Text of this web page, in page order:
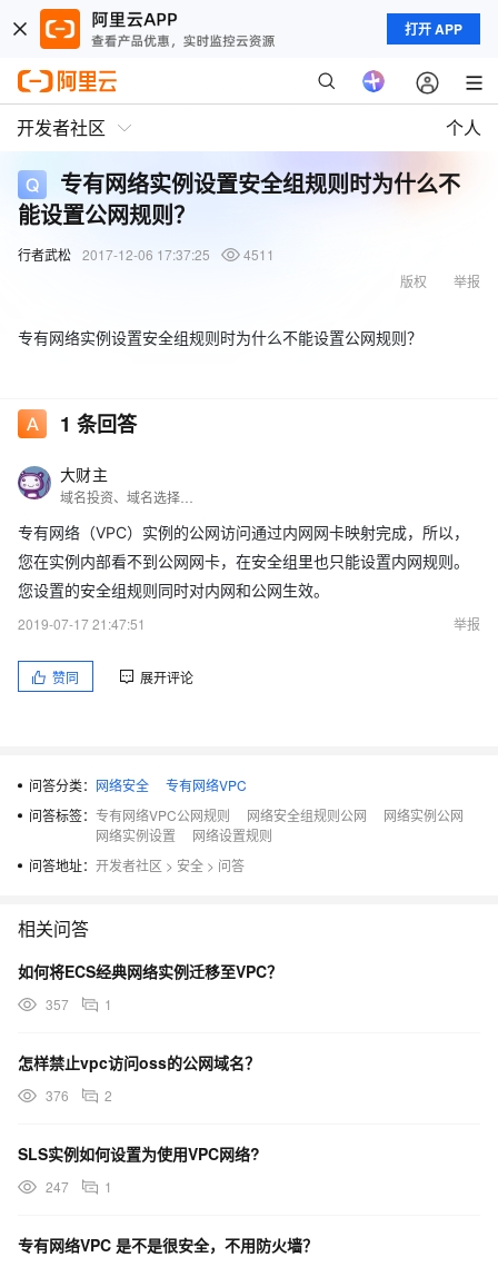
打开 APP
开发者社区 个人
专有网络实例设置安全组规则时为什么不
能设置公网规则？
行者武松 2017-12-06 17:37:25
4511
举报
版权
专有网络实例设置安全组规则时为什么不能设置公网规则？
1 条回答
大财主
专有网络（VPC）实例的公网访问通过内网网卡映射完成，所以，
您在实例内部看不到公网网卡，在安全组里也只能设置内网规则。
您设置的安全组规则同时对内网和公网生效。
2019-07-17 21:47:51
举报
赞同 展开评论
问答分类： 网络安全
专有网络VPC
问答标签： 专有网络VPC公网规则 网络安全组规则公网
网络实例公网
网络实例设置
网络设置规则
问答地址： 开发者社区 > 安全 > 问答
相关问答
如何将ECS经典网络实例迁移至VPC？
357 1
怎样禁止vpc访问oss的公网域名？
376 2
SLS实例如何设置为使用VPC网络?
247 1
专有网络VPC 是不是很安全，不用防火墙？